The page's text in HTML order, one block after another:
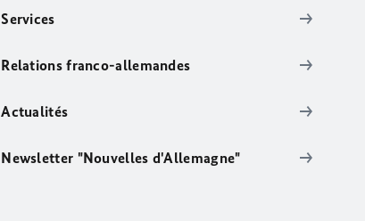
Services
Relations franco-allemandes
Actualités
Newsletter "Nouvelles d'Allemagne"